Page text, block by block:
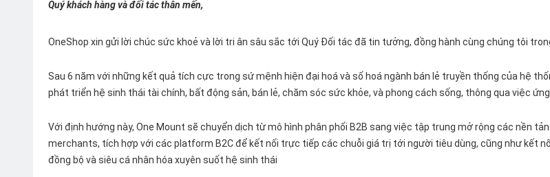
Quý khách hàng và đối tác thân mến,
OneShop xin gửi lời chúc sức khoẻ và lời tri ân sâu sắc tới Quý Đối tác đã tin tưởng, đồng hành cùng chúng tôi
Sau 6 năm với những kết quả tích cực trong sứ mệnh hiện đại hoá và số hoá ngành bán lẻ truyền thống của hệ
phát triển hệ sinh thái tài chính, bất động sản, bán lẻ, chăm sóc sức khỏe, và phong cách sống, thông qua việc ứng
Với định hướng này, One Mount sẽ chuyển dịch từ mô hình phân phối B2B sang việc tập trung mở rộng các nền
merchants, tích hợp với các platform B2C để kết nối trực tiếp các chuỗi giá trị tới người tiêu dùng, cũng như kết
đồng bộ và siêu cá nhân hóa xuyên suốt hệ sinh thái